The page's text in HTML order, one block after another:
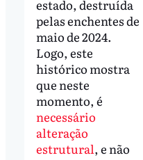
estado, destruída
pelas enchentes de
maio de 2024.
Logo, este
histórico mostra
que neste
momento, é
necessário
alteração
estrutural, e não